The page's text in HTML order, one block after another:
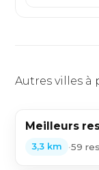
Autres villes à
Meilleurs
3,3 km •59